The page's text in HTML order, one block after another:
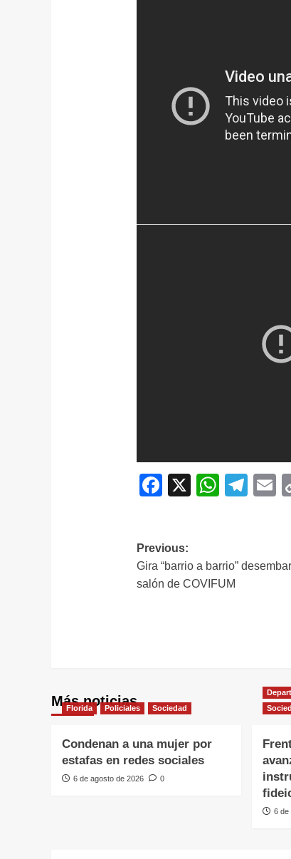
Facebook
X
Navegación
de
Previous:
Gira “barrio a barrio”
salón de COVIFUM
Más noticias
Florida Policiales Sociedad
Condenan a una mujer por
estafas en redes sociales
6 de agosto de 2026 0
6 de